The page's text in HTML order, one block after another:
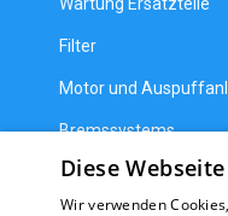
Filter
Motor und
Bremssystems
Lenkung und
Diese
Wir verwenden